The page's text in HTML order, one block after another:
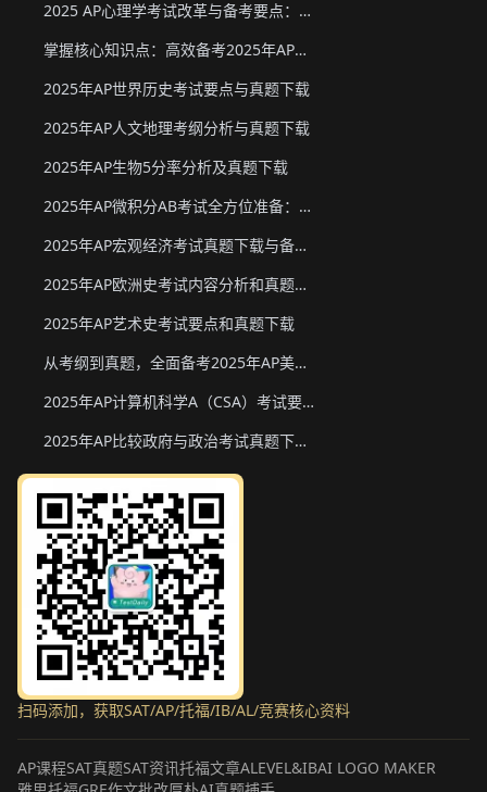
2025 AP心理学考试改革与备考要点：真题下载&教材推荐
掌握核心知识点：高效备考2025年AP化学
2025年AP世界历史考试要点与真题下载
2025年AP人文地理考纲分析与真题下载
2025年AP生物5分率分析及真题下载
2025年AP微积分AB考试全方位准备：真题资源、考试形式与策略
2025年AP宏观经济考试真题下载与备考要点
2025年AP欧洲史考试内容分析和真题下载
2025年AP艺术史考试要点和真题下载
从考纲到真题，全面备考2025年AP美国政府与政治
2025年AP计算机科学A（CSA）考试要点和真题下载
2025年AP比较政府与政治考试真题下载与备考要点
扫码添加，获取SAT/AP/托福/IB/AL/竞赛核心资料
AP课程SAT真题SAT资讯托福文章ALEVEL&IBAI LOGO MAKER